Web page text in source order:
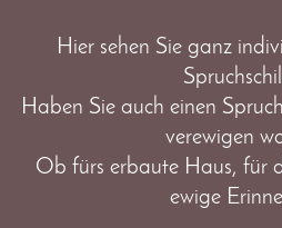
Hier sehen Sie ganz
Haben Sie auch einen
verewigen
Ob fürs erbaute Haus, für
ewige